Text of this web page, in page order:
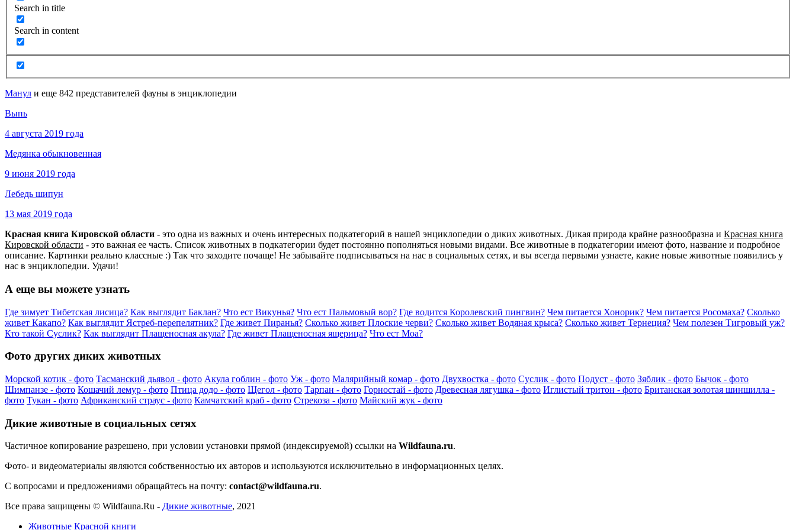
Search in title
Search in content
Манул и еще 842 представителей фауны в энциклопедии
Выпь
4 августа 2019 года
Медянка обыкновенная
9 июня 2019 года
Лебедь шипун
13 мая 2019 года
Красная книга Кировской области - это одна из важных и очень интересных подкатегорий в нашей энциклопедии о диких животных. Дикая природа крайне разнообразна и Красная книга
Кировской области - это важная ее часть. Список животных в подкатегории будет постоянно пополняться новыми видами. Все животные в подкатегории имеют фото, название и подробное
описание. Картинки реально классные :) Так что заходите почаще! Не забывайте подписываться на нас в социальных сетях, и вы всегда первыми узнаете, какие новые животные появились у
нас в энциклопедии. Удачи!
А еще вы можете узнать
Где зимует Тибетская лисица? Как выглядит Баклан? Что ест Викунья? Что ест Пальмовый вор? Где водится Королевский пингвин? Чем питается Хонорик? Чем питается Росомаха? Сколько
живет Какапо? Как выглядит Ястреб-перепелятник? Где живет Пиранья? Сколько живет Плоские черви? Сколько живет Водяная крыса? Сколько живет Тернеция? Чем полезен Тигровый уж?
Кто такой Суслик? Как выглядит Плащеносная акула? Где живет Плащеносная ящерица? Что ест Моа?
Фото других диких животных
Морской котик - фото Тасманский дьявол - фото Акула гоблин - фото Уж - фото Малярийный комар - фото Двухвостка - фото Суслик - фото Подуст - фото Зяблик - фото Бычок - фото
Шимпанзе - фото Кошачий лемур - фото Птица додо - фото Щегол - фото Тарпан - фото Горностай - фото Древесная лягушка - фото Иглистый тритон - фото Британская золотая шиншилла -
фото Тукан - фото Африканский страус - фото Камчатский краб - фото Стрекоза - фото Майский жук - фото
Дикие животные в социальных сетях
Частичное копирование разрешено, при условии установки прямой (индексируемой) ссылки на Wildfauna.ru.
Фото- и видеоматериалы являются собственностью их авторов и используются исключительно в информационных целях.
С вопросами и предложениями обращайтесь на почту: contact@wildfauna.ru.
Все права защищены © Wildfauna.Ru - Дикие животные, 2021
Животные Красной книги